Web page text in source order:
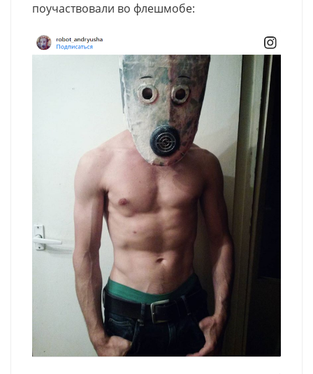
поучаствовали во флешмобе: